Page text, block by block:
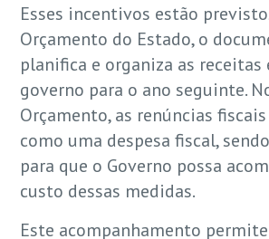
Esses incentivos estão
Orçamento do Estado, o
planifica e organiza as receitas
governo para o ano seguinte.
Orçamento, as renúncias
como uma despesa fiscal,
para que o Governo possa
custo dessas medidas.
Este acompanhamento